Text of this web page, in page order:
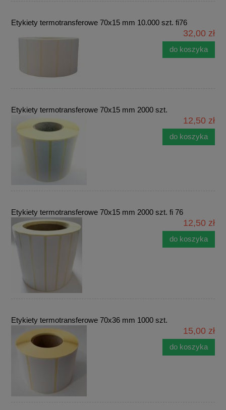
Etykiety termotransferowe 70x15 mm 10.000 szt. fi76
32,00 zł
do koszyka
Etykiety termotransferowe 70x15 mm 2000 szt.
12,50 zł
do koszyka
Etykiety termotransferowe 70x15 mm 2000 szt. fi 76
12,50 zł
do koszyka
Etykiety termotransferowe 70x36 mm 1000 szt.
15,00 zł
do koszyka